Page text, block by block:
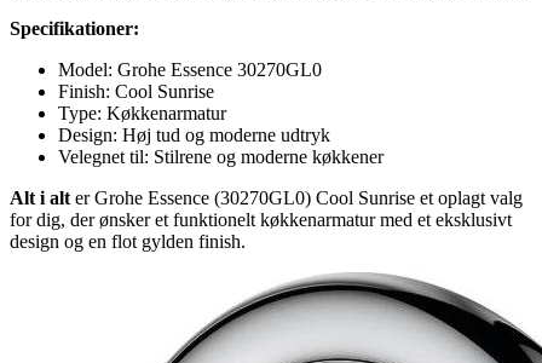
Specifikationer:
Model: Grohe Essence 30270GL0
Finish: Cool Sunrise
Type: Køkkenarmatur
Design: Høj tud og moderne udtryk
Velegnet til: Stilrene og moderne køkkener
Alt i alt er Grohe Essence (30270GL0) Cool Sunrise et oplagt valg
for dig, der ønsker et funktionelt køkkenarmatur med et eksklusivt
design og en flot gylden finish.